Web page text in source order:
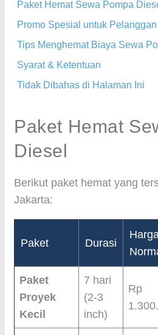
Paket Hemat Sewa Pompa
Promo Spesial untuk Pelanggan
Tips Menghemat Biaya Sewa
Syarat & Ketentuan
Tidak Dibahas di Halaman Ini
Paket Hemat
Diesel
Berikut paket hemat yang
Jakarta:
Paket Durasi
Paket
Proyek
Kecil
7 hari
(2-3
inch)
Rp